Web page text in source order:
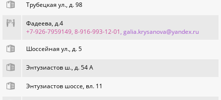
Трубецкая ул., д. 98
Фадеева, д.4
+7-926-7959149, 8-916-993-12-01, galia.krysanova@yandex.ru
Шоссейная ул., д. 5
Энтузиастов ш., д. 54 А
Энтузиастов шоссе, вл. 11